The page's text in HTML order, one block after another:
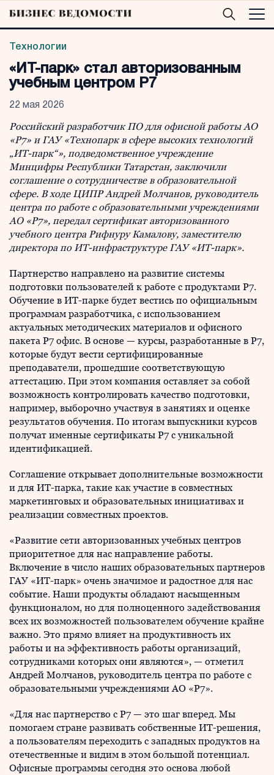
Технологии
«ИТ-парк» стал авторизованным
учебным центром Р7
22 мая 2026
Российский разработчик ПО для офисной работы АО
«Р7» и ГАУ «Технопарк в сфере высоких технологий
„ИТ-парк“», подведомственное учреждение
Минцифры Республики Татарстан, заключили
соглашение о сотрудничестве в образовательной
сфере. В ходе ЦИПР Андрей Молчанов, руководитель
центра по работе с образовательными учреждениями
АО «Р7», передал сертификат авторизованного
учебного центра Рифнуру Камалову, заместителю
директора по ИТ-инфраструктуре ГАУ «ИТ-парк».
Партнерство направлено на развитие системы
подготовки пользователей к работе с продуктами Р7.
Обучение в ИТ-парке будет вестись по официальным
программам разработчика, с использованием
актуальных методических материалов и офисного
пакета Р7 офис. В основе — курсы, разработанные в Р7,
которые будут вести сертифицированные
преподаватели, прошедшие соответствующую
аттестацию. При этом компания оставляет за собой
возможность контролировать качество подготовки,
например, выборочно участвуя в занятиях и оценке
результатов обучения. По итогам выпускники курсов
получат именные сертификаты Р7 с уникальной
идентификацией.
Соглашение открывает дополнительные возможности
и для ИТ-парка, такие как участие в совместных
маркетинговых и образовательных инициативах и
реализации совместных проектов.
«Развитие сети авторизованных учебных центров
приоритетное для нас направление работы.
Включение в число наших образовательных партнеров
ГАУ «ИТ-парк» очень значимое и радостное для нас
событие. Наши продукты обладают насыщенным
функционалом, но для полноценного задействования
всех их возможностей пользователем обучение крайне
важно. Это прямо влияет на продуктивность их
работы и на эффективность работы организаций,
сотрудниками которых они являются», — отметил
Андрей Молчанов, руководитель центра по работе с
образовательными учреждениями АО «Р7».
«Для нас партнерство с Р7 — это шаг вперед. Мы
помогаем стране развивать собственные ИТ-решения,
а пользователям переходить с западных продуктов на
отечественные и видим в этом большой потенциал.
Офисные программы сегодня это основа любой